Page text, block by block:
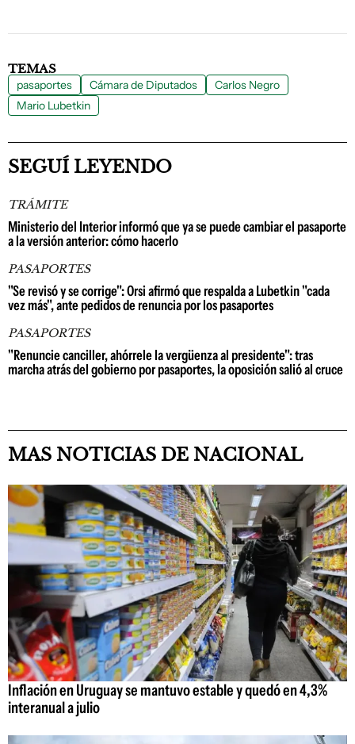
TEMAS
pasaportes Cámara de Diputados
Carlos Negro
Mario Lubetkin
SEGUÍ LEYENDO
TRÁMITE
Ministerio del Interior informó que ya se puede cambiar el pasaporte
a la versión anterior: cómo hacerlo
PASAPORTES
"Se revisó y se corrige": Orsi afirmó que respalda a Lubetkin "cada
vez más", ante pedidos de renuncia por los pasaportes
PASAPORTES
"Renuncie canciller, ahórrele la vergüenza al presidente": tras
marcha atrás del gobierno por pasaportes, la oposición salió al cruce
MAS NOTICIAS DE NACIONAL
Inflación en Uruguay se mantuvo estable y quedó en 4,3%
interanual a julio